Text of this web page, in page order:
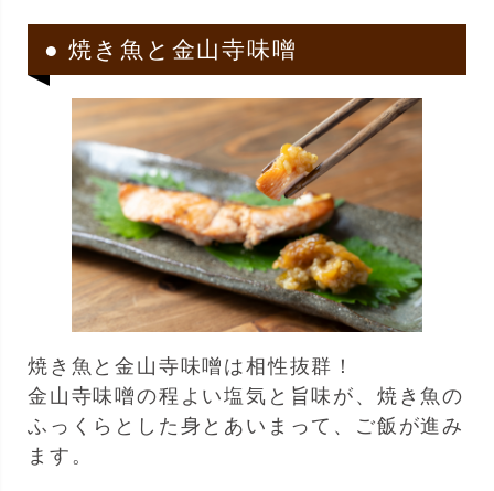
● 焼き魚と金山寺味噌
焼き魚と金山寺味噌は相性抜群！
金山寺味噌の程よい塩気と旨味が、焼き魚の
ふっくらとした身とあいまって、ご飯が進み
ます。